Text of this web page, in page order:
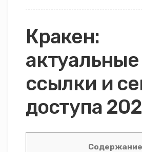
Кракен:
актуальные
ссылки и
доступа
Содержание